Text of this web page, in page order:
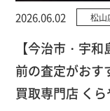
2026.06.02 松山
【今治市・宇
前の査定がおす
買取専門店 く